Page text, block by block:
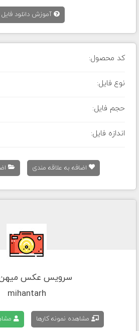
آموزش دانلود فایل
کد محصول:
نوع فایل:
حجم فایل:
اندازه فایل:
اضافه به علاقه مندی
سرویس عکس
mihantarh
مشاهده نمونه کارها